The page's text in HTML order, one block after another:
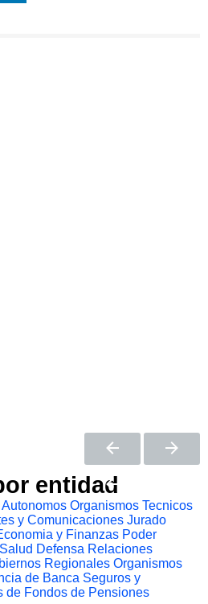
entidad
Organismos Tecnicos
y Comunicaciones Jurado
y Finanzas Poder
Salud Defensa Relaciones
Regionales Organismos
de Banca Seguros y
de Fondos de Pensiones